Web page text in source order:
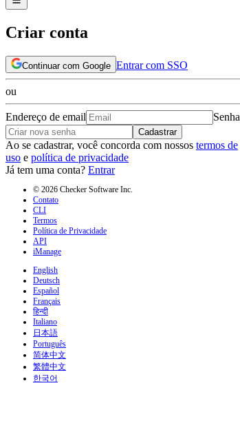
Criar conta
Continuar com Google Entrar com SSO
ou
Endereço de email Senha
Cadastrar
Ao se cadastrar, você concorda com nossos termos de
uso e política de privacidade
Já tem uma conta? Entrar
© 2026 Checker Software Inc.
Contato
CLI
Termos
Política de Privacidade
API
iManage
English
Deutsch
Español
Français
हिन्दी
Italiano
日本語
Português
简体中文
繁體中文
한국어